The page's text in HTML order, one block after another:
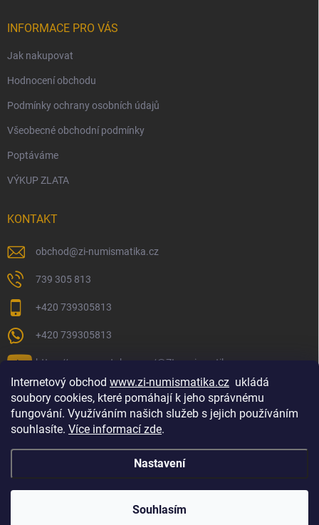
Internetový obchod www.zi-numismatika.cz ukládá
soubory cookies, které pomáhají k jeho správnému
fungování. Využíváním našich služeb s jejich používáním
souhlasíte. Více informací zde.
Nastavení
Souhlasím
INFORMACE PRO VÁS
Jak nakupovat
Hodnocení obchodu
Podmínky ochrany osobních údajů
Všeobecné obchodní podmínky
Poptáváme
VÝKUP ZLATA
KONTAKT
obchod@zi-numismatika.cz
739 305 813
+420 739305813
+420 739305813
https://www.youtube.com/@ZInumismatika
Zlaté investování Golf shop Golfstart Houby a bylinky
ZI-NUMISMATIKA . Všechna práva vyhrazena.